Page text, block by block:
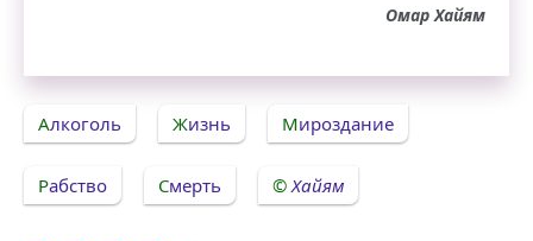
Омар Хайям
Алкоголь Жизнь Мироздание
Рабство Смерть Хайям